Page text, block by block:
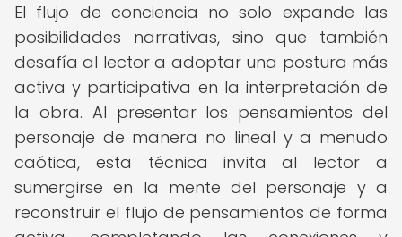
El flujo de conciencia no solo expande las
posibilidades narrativas, sino que también
desafía al lector a adoptar una postura más
activa y participativa en la interpretación de
la obra. Al presentar los pensamientos del
personaje de manera no lineal y a menudo
caótica, esta técnica invita al lector a
sumergirse en la mente del personaje y a
reconstruir el flujo de pensamientos de forma